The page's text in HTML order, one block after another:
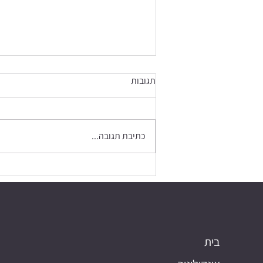
לאימון למתמודדים עם סרטן
תגובות
כתיבת תגובה...
בית